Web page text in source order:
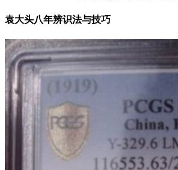
袁大头八年辨识法与技巧